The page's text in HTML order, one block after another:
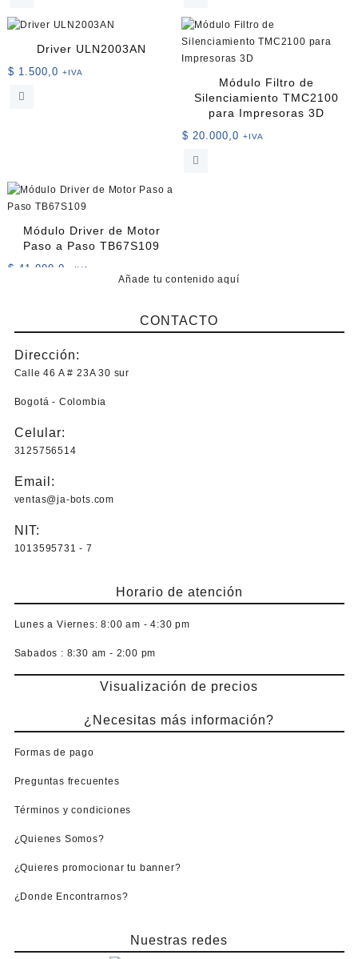
Driver ULN2003AN
$ 1.500,0 +IVA
Módulo Filtro de
Silenciamiento TMC2100
para Impresoras 3D
$ 20.000,0 +IVA
Módulo Driver de Motor
Paso a Paso TB67S109
$ 41.000,0 +IVA
Añade tu contenido aquí
CONTACTO
Dirección:
Calle 46 A # 23A 30 sur
Bogotá - Colombia
Celular:
3125756514
Email:
ventas@ja-bots.com
NIT:
1013595731 - 7
Horario de atención
Lunes a Viernes: 8:00 am - 4:30 pm
Sabados : 8:30 am - 2:00 pm
Visualización de precios
¿Necesitas más información?
Formas de pago
Preguntas frecuentes
Términos y condiciones
¿Quienes Somos?
¿Quieres promocionar tu banner?
¿Donde Encontrarnos?
Nuestras redes